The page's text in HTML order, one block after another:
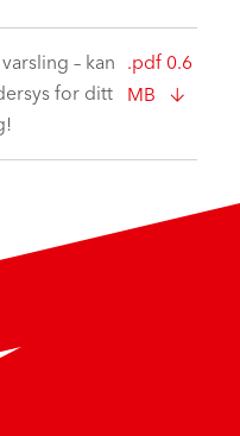
– kan
for ditt
.pdf 0.6
MB